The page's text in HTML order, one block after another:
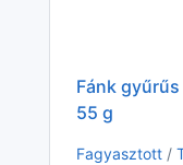
Fánk gyűrűs
55 g
Fagyasztott/